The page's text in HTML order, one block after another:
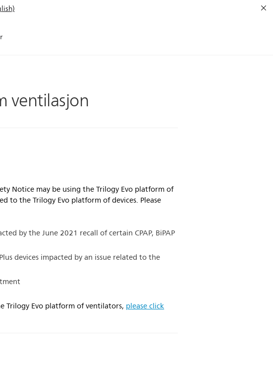
ventilasjon
Notice may be using the Trilogy Evo platform of
to the Trilogy Evo platform of devices. Please
by the June 2021 recall of certain CPAP, BiPAP
devices impacted by an issue related to the
Trilogy Evo platform of ventilators, please click